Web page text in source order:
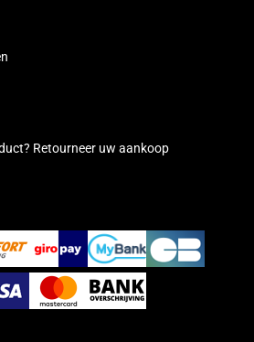
Retourneer uw aankoop